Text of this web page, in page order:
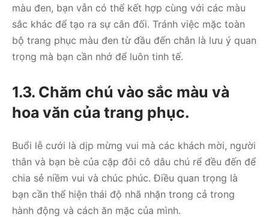
màu đen, bạn vẫn có thể kết hợp cùng với các màu
sắc khác để tạo ra sự cân đối. Tránh việc mặc toàn
bộ trang phục màu đen từ đầu đến chân là lưu ý quan
trọng mà bạn cần nhớ để luôn tinh tế.
1.3. Chăm chú vào sắc màu và
hoa văn của trang phục.
Buổi lễ cưới là dịp mừng vui mà các khách mời, người
thân và bạn bè của cặp đôi cô dâu chú rể đều đến để
chia sẻ niềm vui và chúc phúc. Điều quan trọng là
bạn cần thể hiện thái độ nhã nhặn trong cả trong
hành động và cách ăn mặc của mình.